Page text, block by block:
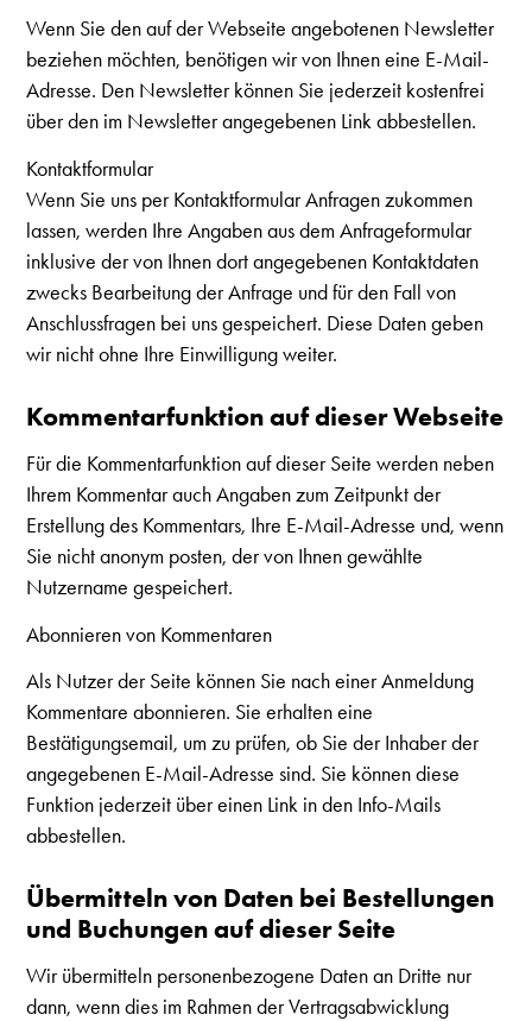
Wenn Sie den auf der Webseite angebotenen Newsletter
beziehen möchten, benötigen wir von Ihnen eine E-Mail-
Adresse. Den Newsletter können Sie jederzeit kostenfrei
über den im Newsletter angegebenen Link abbestellen.
Kontaktformular
Wenn Sie uns per Kontaktformular Anfragen zukommen
lassen, werden Ihre Angaben aus dem Anfrageformular
inklusive der von Ihnen dort angegebenen Kontaktdaten
zwecks Bearbeitung der Anfrage und für den Fall von
Anschlussfragen bei uns gespeichert. Diese Daten geben
wir nicht ohne Ihre Einwilligung weiter.
Kommentarfunktion auf dieser Webseite
Für die Kommentarfunktion auf dieser Seite werden neben
Ihrem Kommentar auch Angaben zum Zeitpunkt der
Erstellung des Kommentars, Ihre E-Mail-Adresse und, wenn
Sie nicht anonym posten, der von Ihnen gewählte
Nutzername gespeichert.
Abonnieren von Kommentaren
Als Nutzer der Seite können Sie nach einer Anmeldung
Kommentare abonnieren. Sie erhalten eine
Bestätigungsemail, um zu prüfen, ob Sie der Inhaber der
angegebenen E-Mail-Adresse sind. Sie können diese
Funktion jederzeit über einen Link in den Info-Mails
abbestellen.
Übermitteln von Daten bei Bestellungen
und Buchungen auf dieser Seite
Wir übermitteln personenbezogene Daten an Dritte nur
dann, wenn dies im Rahmen der Vertragsabwicklung